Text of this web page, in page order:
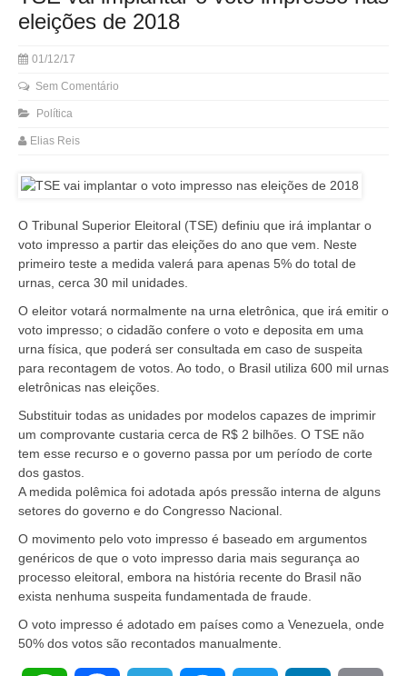
eleições de 2018
01/12/17
Sem Comentário
Política
Elias Reis
O Tribunal Superior Eleitoral (TSE) definiu que irá implantar o
voto impresso a partir das eleições do ano que vem. Neste
primeiro teste a medida valerá para apenas 5% do total de
urnas, cerca 30 mil unidades.
O eleitor votará normalmente na urna eletrônica, que irá emitir o
voto impresso; o cidadão confere o voto e deposita em uma
urna física, que poderá ser consultada em caso de suspeita
para recontagem de votos. Ao todo, o Brasil utiliza 600 mil urnas
eletrônicas nas eleições.
Substituir todas as unidades por modelos capazes de imprimir
um comprovante custaria cerca de R$ 2 bilhões. O TSE não
tem esse recurso e o governo passa por um período de corte
dos gastos.
A medida polêmica foi adotada após pressão interna de alguns
setores do governo e do Congresso Nacional.
O movimento pelo voto impresso é baseado em argumentos
genéricos de que o voto impresso daria mais segurança ao
processo eleitoral, embora na história recente do Brasil não
exista nenhuma suspeita fundamentada de fraude.
O voto impresso é adotado em países como a Venezuela, onde
50% dos votos são recontados manualmente.